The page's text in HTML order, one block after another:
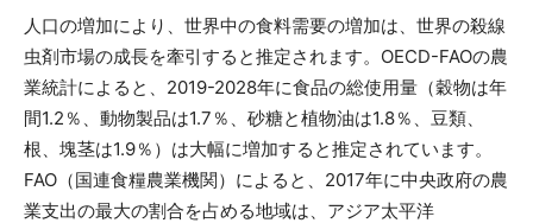
人口の増加により、世界中の食料需要の増加は、世界の殺線
虫剤市場の成長を牽引すると推定されます。OECD-FAOの農
業統計によると、2019-2028年に食品の総使用量（穀物は年
間1.2％、動物製品は1.7％、砂糖と植物油は1.8％、豆類、
根、塊茎は1.9％）は大幅に増加すると推定されています。
FAO（国連食糧農業機関）によると、2017年に中央政府の農
業支出の最大の割合を占める地域は、アジア太平洋